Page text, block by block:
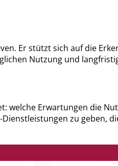
Er stützt sich auf die
Nutzung und
Erwartungen die
zu